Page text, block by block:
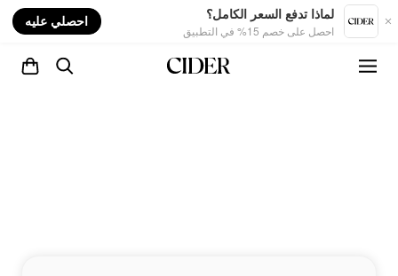
لماذا تدفع السعر الكامل؟
احصل على خصم 15% في التطبيق
احصلي عليه